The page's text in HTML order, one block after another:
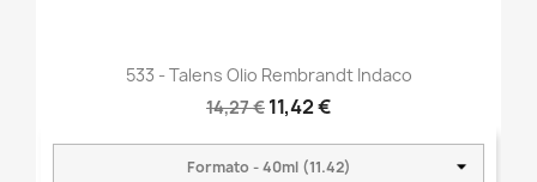
533 - Talens Olio Rembrandt Indaco
14,27 € 11,42 €